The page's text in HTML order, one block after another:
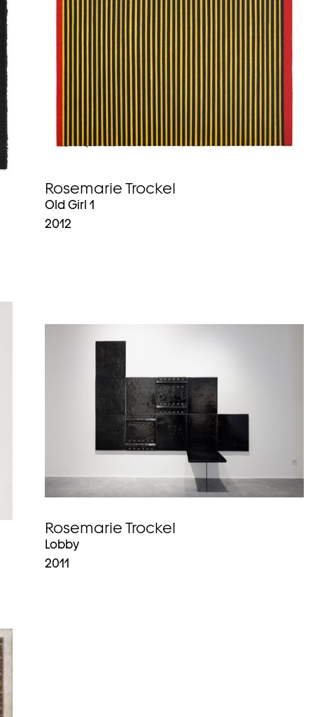
Rosemarie Trockel
Old Girl 1
2012
Rosemarie Trockel
Lobby
2011